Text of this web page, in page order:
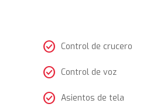
check_circle Control de crucero
check_circle Control de voz
check_circle Asientos de tela